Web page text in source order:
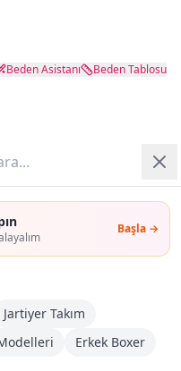
Başla →
Jartiyer Takım
Erkek Boxer
Beden Asistanı Beden Tablosu